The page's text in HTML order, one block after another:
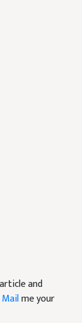
and
Mailme your